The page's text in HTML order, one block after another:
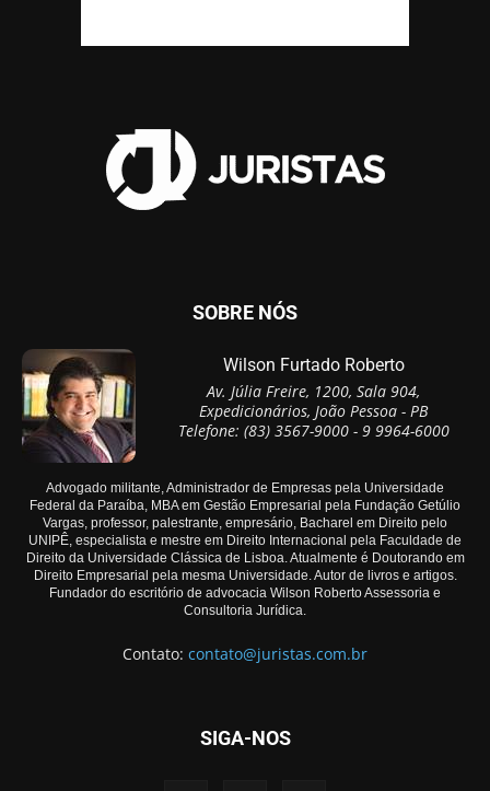
SOBRE NÓS
Wilson Furtado Roberto
Av. Júlia Freire, 1200, Sala 904,
Expedicionários, João Pessoa - PB
Telefone: (83) 3567-9000 - 9 9964-6000
Advogado militante, Administrador de Empresas pela Universidade
Federal da Paraíba, MBA em Gestão Empresarial pela Fundação Getúlio
Vargas, professor, palestrante, empresário, Bacharel em Direito pelo
UNIPÊ, especialista e mestre em Direito Internacional pela Faculdade de
Direito da Universidade Clássica de Lisboa. Atualmente é Doutorando em
Direito Empresarial pela mesma Universidade. Autor de livros e artigos.
Fundador do escritório de advocacia Wilson Roberto Assessoria e
Consultoria Jurídica.
Contato: contato@juristas.com.br
SIGA-NOS